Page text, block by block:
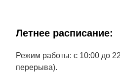
Летнее расписание:
Режим работы: с 10:00 до
перерыва).